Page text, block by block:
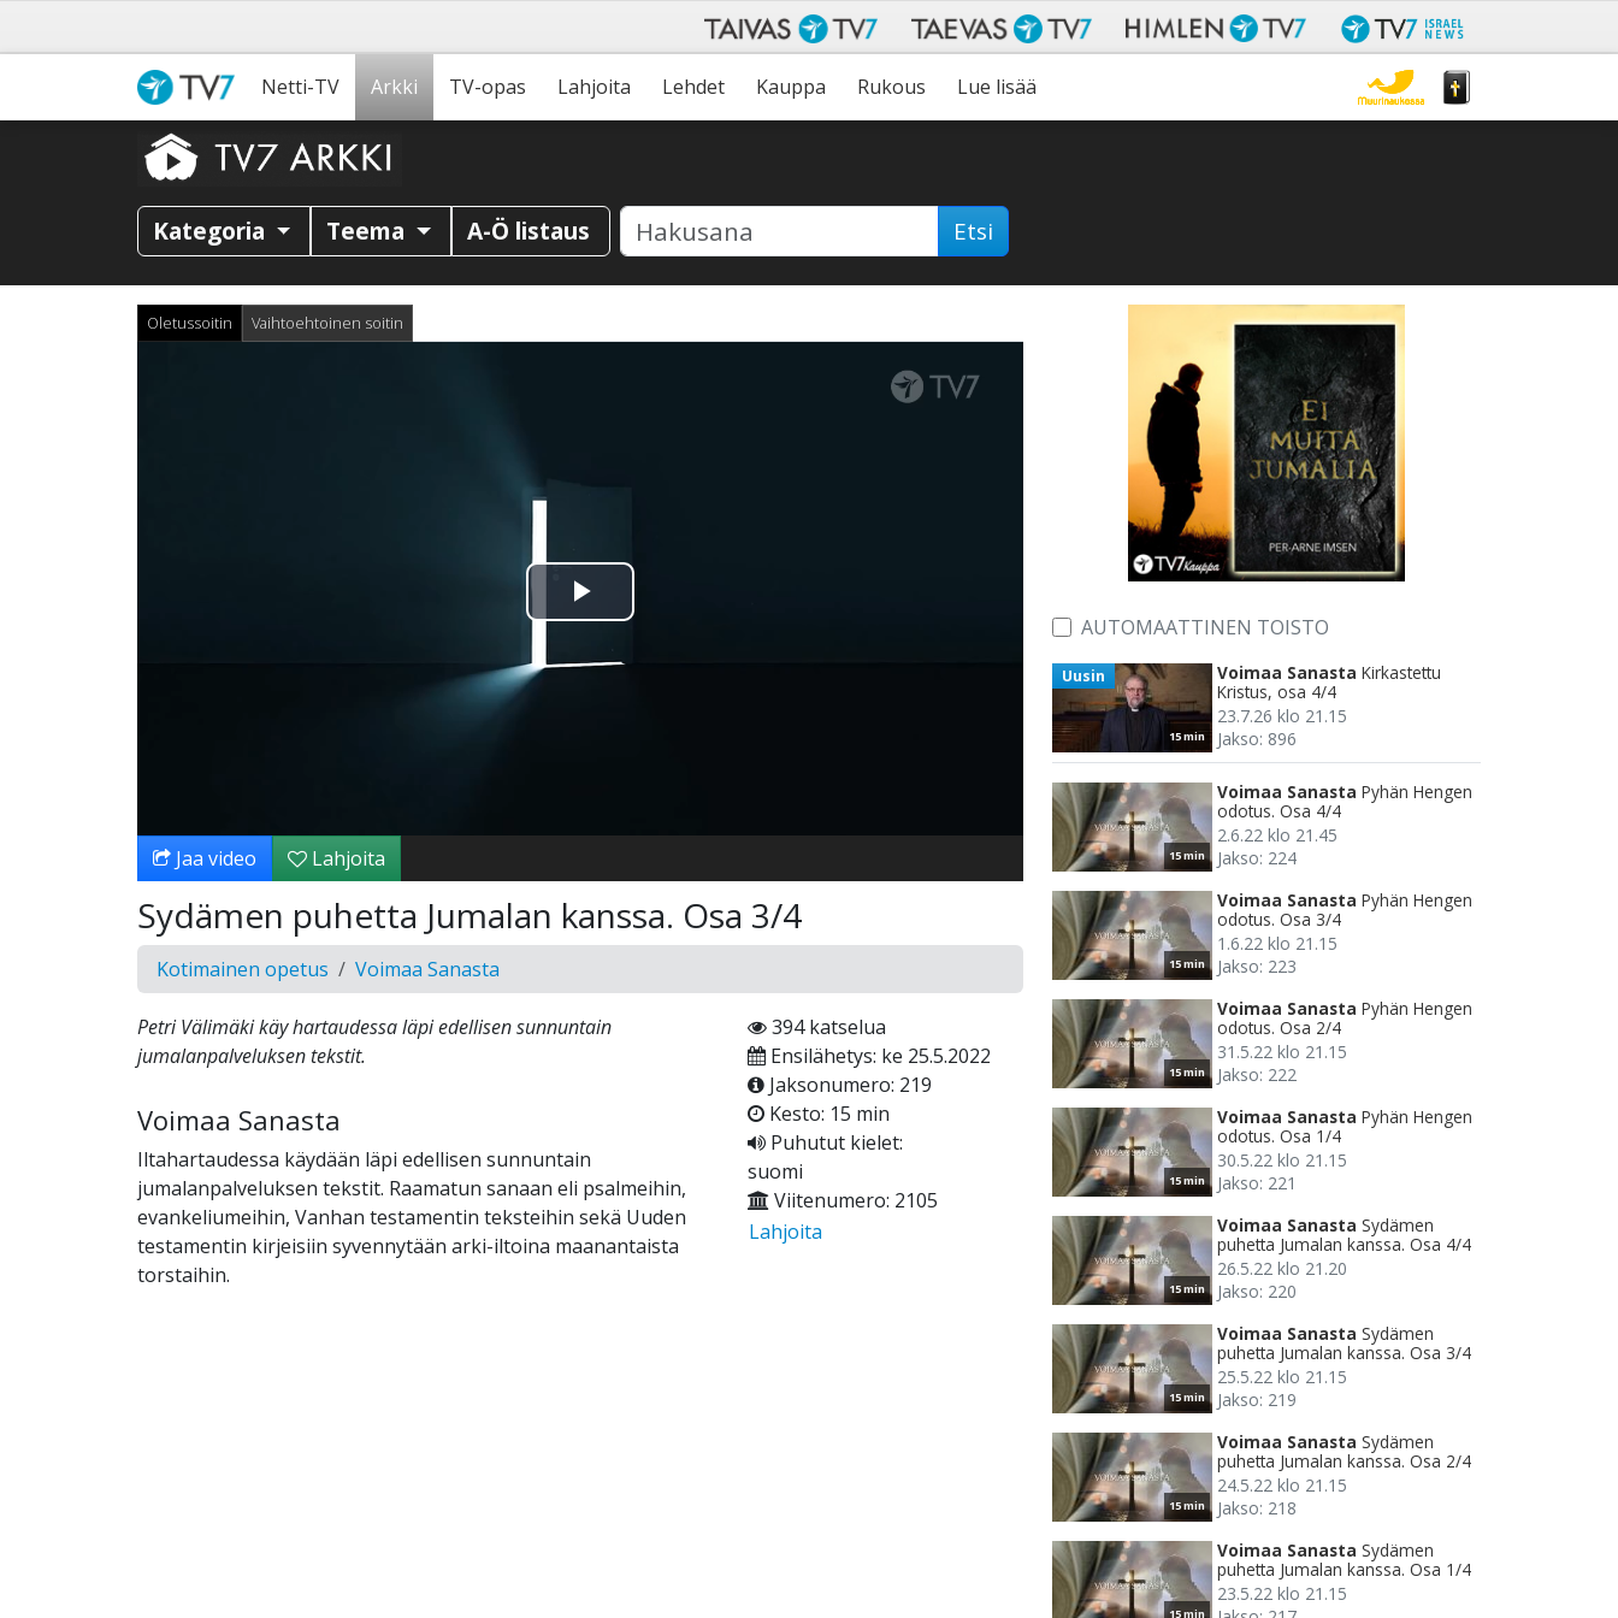
Netti-TV Arkki TV-opas Lahjoita Lehdet Kauppa Rukous Lue lisää
Kategoria Teema A-Ö listaus Etsi
Oletussoitin Vaihtoehtoinen soitin
Toista
Video
Jaa video Lahjoita
Sydämen puhetta Jumalan kanssa. Osa 3/4
Kotimainen opetus Voimaa Sanasta
Petri Välimäki käy hartaudessa läpi edellisen sunnuntain
jumalanpalveluksen tekstit.
Voimaa Sanasta
Iltahartaudessa käydään läpi edellisen sunnuntain
jumalanpalveluksen tekstit. Raamatun sanaan eli psalmeihin,
evankeliumeihin, Vanhan testamentin teksteihin sekä Uuden
testamentin kirjeisiin syvennytään arki-iltoina maanantaista
torstaihin.
394 katselua
Ensilähetys: ke 25.5.2022
Jaksonumero: 219
Kesto: 15 min
Puhutut kielet:
suomi
Viitenumero: 2105
Lahjoita
AUTOMAATTINEN TOISTO
15 min
Uusin Voimaa Sanasta Kirkastettu
Kristus, osa 4/4
23.7.26 klo 21.15
Jakso: 896
15 min
Voimaa Sanasta Pyhän Hengen
odotus. Osa 4/4
2.6.22 klo 21.45
Jakso: 224
15 min
Voimaa Sanasta Pyhän Hengen
odotus. Osa 3/4
1.6.22 klo 21.15
Jakso: 223
15 min
Voimaa Sanasta Pyhän Hengen
odotus. Osa 2/4
31.5.22 klo 21.15
Jakso: 222
15 min
Voimaa Sanasta Pyhän Hengen
odotus. Osa 1/4
30.5.22 klo 21.15
Jakso: 221
15 min
Voimaa Sanasta Sydämen
puhetta Jumalan kanssa. Osa 4/4
26.5.22 klo 21.20
Jakso: 220
15 min
Voimaa Sanasta Sydämen
puhetta Jumalan kanssa. Osa 3/4
25.5.22 klo 21.15
Jakso: 219
15 min
Voimaa Sanasta Sydämen
puhetta Jumalan kanssa. Osa 2/4
24.5.22 klo 21.15
Jakso: 218
15 min
Voimaa Sanasta Sydämen
puhetta Jumalan kanssa. Osa 1/4
23.5.22 klo 21.15